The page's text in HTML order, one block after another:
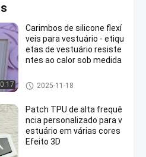
Carimbos de silicone flexí
veis para vestuário - etiqu
etas de vestuário resiste
ntes ao calor sob medida
Remendos feitos sob encome
nda da roupa
2025-11-18
Patch TPU de alta frequê
ncia personalizado para v
estuário em várias cores
Efeito 3D